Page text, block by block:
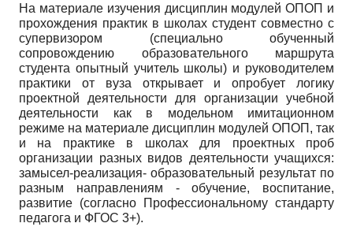
На материале изучения дисциплин модулей ОПОП и
прохождения практик в школах студент совместно с
супервизором (специально обученный
сопровождению образовательного маршрута
студента опытный учитель школы) и руководителем
практики от вуза открывает и опробует логику
проектной деятельности для организации учебной
деятельности как в модельном имитационном
режиме на материале дисциплин модулей ОПОП, так
и на практике в школах для проектных проб
организации разных видов деятельности учащихся:
замысел-реализация- образовательный результат по
разным направлениям - обучение, воспитание,
развитие (согласно Профессиональному стандарту
педагога и ФГОС 3+).